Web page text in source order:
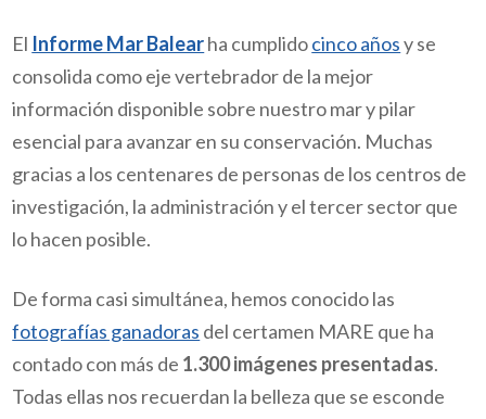
El Informe Mar Balearha cumplidocinco añosy se
consolida como eje vertebrador de la mejor
información disponible sobre nuestro mar y pilar
esencial para avanzar en su conservación. Muchas
gracias a los centenares de personas de los centros de
investigación, la administración y el tercer sector que
lo hacen posible.
De forma casi simultánea, hemos conocido las
fotografías ganadoras del certamen MARE que ha
contado con más de 1.300 imágenes presentadas.
Todas ellas nos recuerdan la belleza que se esconde